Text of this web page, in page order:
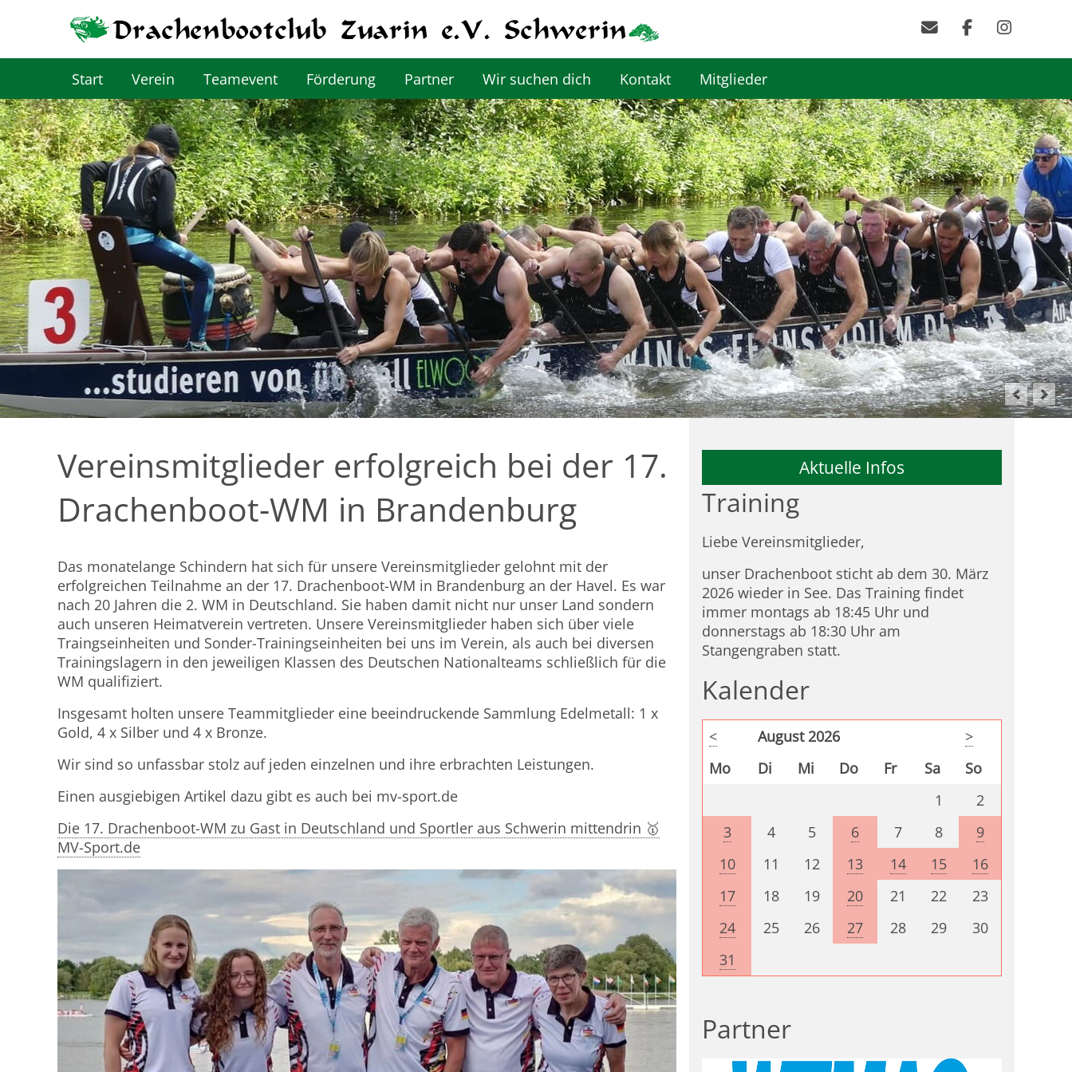
Start Verein Teamevent Förderung Partner Wir suchen dich Kontakt Mitglieder
Vereinsmitglieder erfolgreich bei der 17.
Drachenboot-WM in Brandenburg
Das monatelange Schindern hat sich für unsere Vereinsmitglieder gelohnt mit der
erfolgreichen Teilnahme an der 17. Drachenboot-WM in Brandenburg an der Havel. Es war
nach 20 Jahren die 2. WM in Deutschland. Sie haben damit nicht nur unser Land sondern
auch unseren Heimatverein vertreten. Unsere Vereinsmitglieder haben sich über viele
Traingseinheiten und Sonder-Trainingseinheiten bei uns im Verein, als auch bei diversen
Trainingslagern in den jeweiligen Klassen des Deutschen Nationalteams schließlich für die
WM qualifiziert.
Insgesamt holten unsere Teammitglieder eine beeindruckende Sammlung Edelmetall: 1 x
Gold, 4 x Silber und 4 x Bronze.
Wir sind so unfassbar stolz auf jeden einzelnen und ihre erbrachten Leistungen.
Einen ausgiebigen Artikel dazu gibt es auch bei mv-sport.de
Die 17. Drachenboot-WM zu Gast in Deutschland und Sportler aus Schwerin mittendrin 🥇
MV-Sport.de
Aktuelle Infos
Training
Liebe Vereinsmitglieder,
unser Drachenboot sticht ab dem 30. März
2026 wieder in See. Das Training findet
immer montags ab 18:45 Uhr und
donnerstags ab 18:30 Uhr am
Stangengraben statt.
Kalender
< August 2026
>
Mo
Di Mi Do Fr Sa
So
1
2
3
4 5 6 7 8
9
10
11 12 13 14 15
16
17
18 19 20 21 22
23
24
25 26 27 28 29
30
31
Partner